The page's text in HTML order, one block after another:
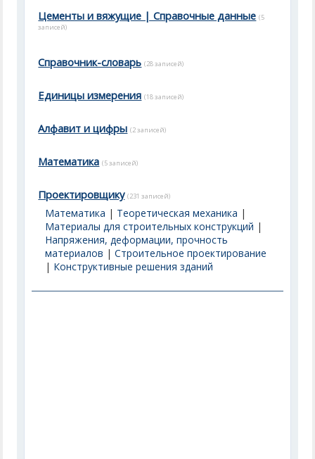
Цементы и вяжущие | Справочные данные (5
записей)
Справочник-словарь (28 записей)
Единицы измерения (18 записей)
Алфавит и цифры (2 записей)
Математика (5 записей)
Проектировщику (231 записей)
Математика | Теоретическая механика |
Материалы для строительных конструкций |
Напряжения, деформации, прочность
материалов |Строительное проектирование
| Конструктивные решения зданий